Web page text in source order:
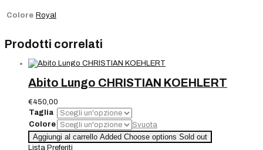
Colore Royal
Prodotti correlati
Abito Lungo CHRISTIAN KOEHLERT
€450,00
Taglia
Colore
Svuota
Abito
Lungo
Aggiungi al carrello Added Choose options Sold out
Lista Preferiti